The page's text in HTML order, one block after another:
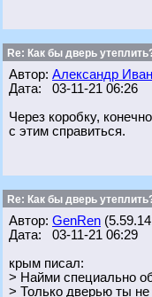
Re: Как бы дверь
Автор: Александр
Дата: 03-11-21 06:26
Через коробку,
с этим справиться.
Re: Как бы дверь
Автор: GenRen
Дата: 03-11-21 06:29
крым писал:
> Найми специально
> Только дверью ты